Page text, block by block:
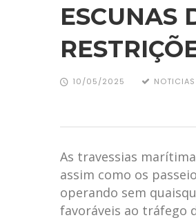
ESCUNAS
10/05/2025
As travessias
assim como os
operando sem
favoráveis ao tráfego